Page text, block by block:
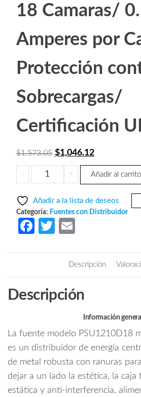
18 Camaras/
Amperes por
Protección
Sobrecargas/
Certificación
$1,573.05 El
precio
original
$1,573.05.
$1,046.12El
precio
$1,046.12.
-
SAXXON
PSU1210D18
Fuente
de
Poder
Amperes/
Camaras/
Amperes
por
Canal/
Protección
+ Añadir al carrito
Añadir a la lista de deseos
Categoría: Fuentes con Distribuidor
Fa
o
T
itt
ail
Descripción
Descripción
Información
La fuente modelo PSU1210D18
es un distribuidor de energía
de metal robusta con ranuras
dejar a un lado la estética, la
estática y anti-interferencia,